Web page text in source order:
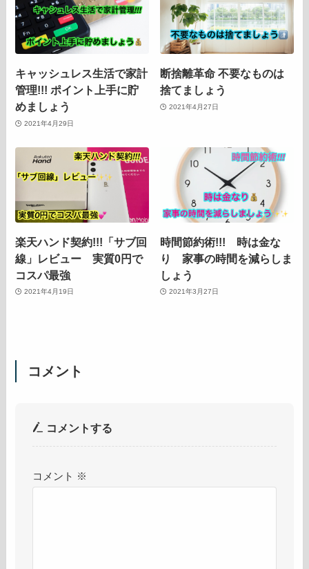
キャッシュレス生活で家計
管理!!! ポイント上手に貯
めましょう
2021年4月29日
断捨離革命 不要なものは
捨てましょう
2021年4月27日
楽天ハンド契約!!!「サブ回
線」レビュー 実質0円で
コスパ最強
2021年4月19日
時間節約術!!! 時は金な
り 家事の時間を減らしま
しょう
2021年3月27日
コメント
コメントする
コメント ※